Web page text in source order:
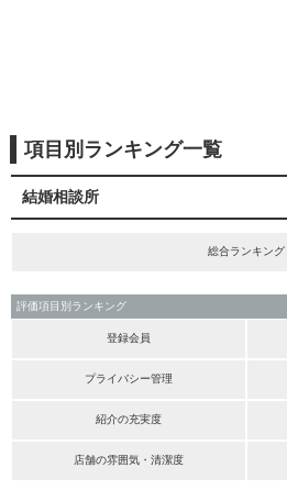
項目別ランキング一覧
結婚相談所
総合ランキング
評価項目別ランキング
登録会員
プライバシー管理
紹介の充実度
店舗の雰囲気・清潔度